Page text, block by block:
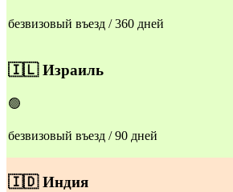
безвизовый въезд / 360 дней
🇮🇱Израиль
🟢
безвизовый въезд / 90 дней
🇮🇩Индия